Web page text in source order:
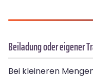
Beiladung oder eigener
Bei kleineren